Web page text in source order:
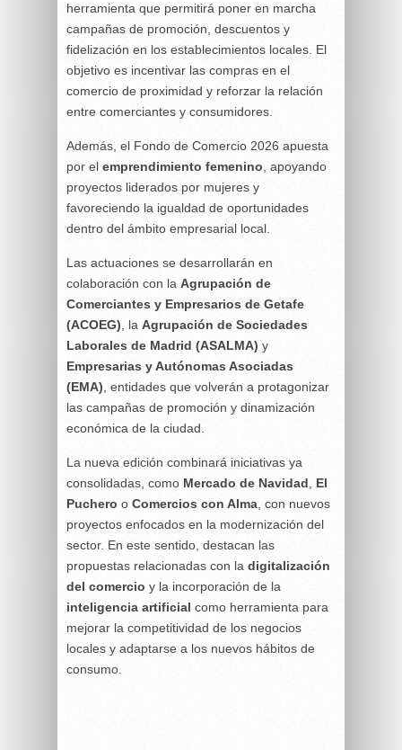
herramienta que permitirá poner en marcha
campañas de promoción, descuentos y
fidelización en los establecimientos locales. El
objetivo es incentivar las compras en el
comercio de proximidad y reforzar la relación
entre comerciantes y consumidores.
Además, el Fondo de Comercio 2026 apuesta
por el emprendimiento femenino , apoyando
proyectos liderados por mujeres y
favoreciendo la igualdad de oportunidades
dentro del ámbito empresarial local.
Las actuaciones se desarrollarán en
colaboración con la Agrupación de
Comerciantes y Empresarios de Getafe
(ACOEG) , la Agrupación de Sociedades
Laborales de Madrid (ASALMA) y
Empresarias y Autónomas Asociadas
(EMA) , entidades que volverán a protagonizar
las campañas de promoción y dinamización
económica de la ciudad.
La nueva edición combinará iniciativas ya
consolidadas, como Mercado de Navidad
El
Puchero o Comercios con Alma , con nuevos
proyectos enfocados en la modernización del
sector. En este sentido, destacan las
propuestas relacionadas con la digitalización
del comercio y la incorporación de la
inteligencia artificial como herramienta para
mejorar la competitividad de los negocios
locales y adaptarse a los nuevos hábitos de
consumo.